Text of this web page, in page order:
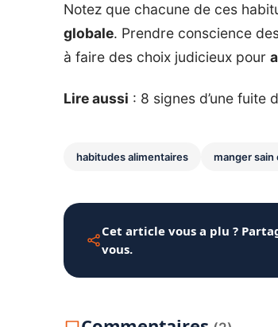
Notez que chacune de ces
globale. Prendre conscience
à faire des choix judicieux pour
Lire aussi : 8 signes d’une fuite
habitudes alimentaires manger sain
Cet article vous a plu ?
vous.